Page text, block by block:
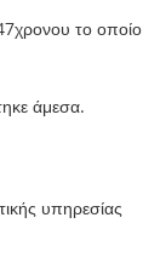
το οποίο
άμεσα.
υπηρεσίας